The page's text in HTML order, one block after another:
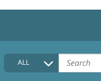
HOME
COLLECTIONS DESCRIPTION
ALL